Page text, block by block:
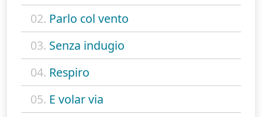
02. Parlo col vento
03. Senza indugio
04. Respiro
05. E volar via